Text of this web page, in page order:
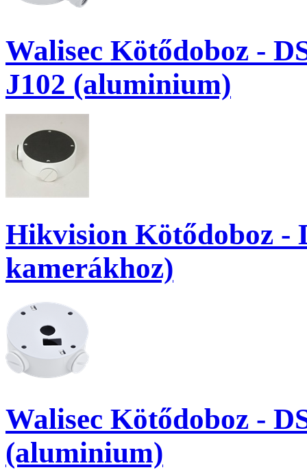
Walisec Kötődoboz -
J102 (aluminium)
Hikvision Kötődoboz -
kamerákhoz)
Walisec Kötődoboz -
(aluminium)